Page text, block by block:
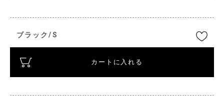
ブラック/S
カートに入れる